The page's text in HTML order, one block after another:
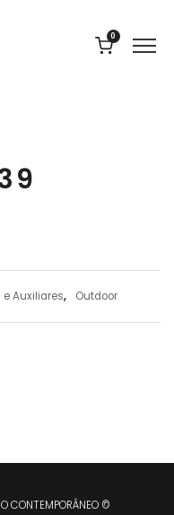
0
e Auxiliares, Outdoor
CONTEMPORÂNEO ©